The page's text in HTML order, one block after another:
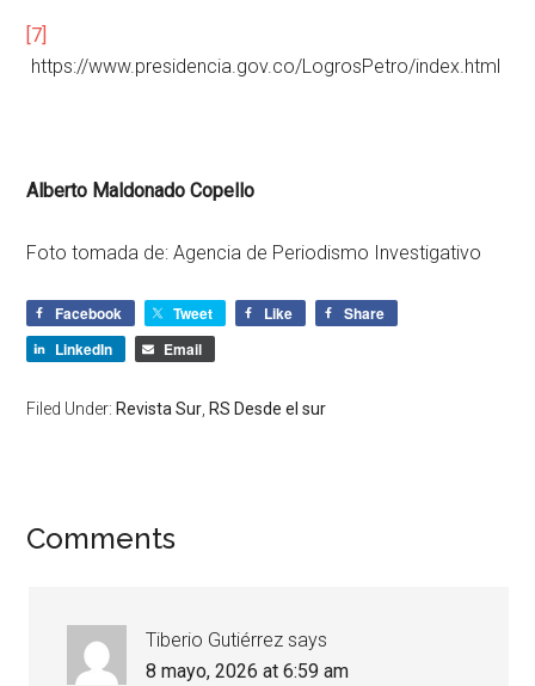
[7]
https://www.presidencia.gov.co/LogrosPetro/index.html
Alberto Maldonado Copello
Foto tomada de: Agencia de Periodismo Investigativo
Facebook Tweet Like
Share
LinkedIn
Email
Filed Under: Revista Sur RS Desde el sur
Comments
Tiberio Gutiérrez says
8 mayo, 2026 at 6:59 am